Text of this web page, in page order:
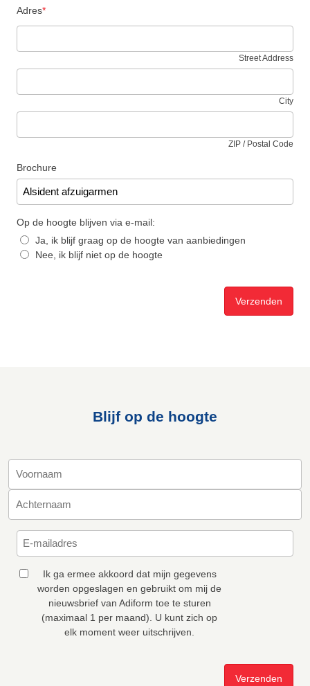
Adres*
Street Address
City
ZIP / Postal Code
Brochure
Op de hoogte blijven via e-mail:
Ja, ik blijf graag op de hoogte van aanbiedingen
Nee, ik blijf niet op de hoogte
Blijf op de hoogte
Ik ga ermee akkoord dat mijn gegevens
worden opgeslagen en gebruikt om mij de
nieuwsbrief van Adiform toe te sturen
(maximaal 1 per maand). U kunt zich op
elk moment weer uitschrijven.